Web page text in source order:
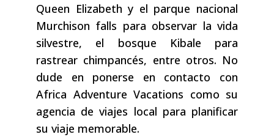
Queen Elizabeth y el parque nacional
Murchison falls para observar la vida
silvestre, el bosque Kibale para
rastrear chimpancés, entre otros. No
dude en ponerse en contacto con
Africa Adventure Vacations como su
agencia de viajes local para planificar
su viaje memorable.